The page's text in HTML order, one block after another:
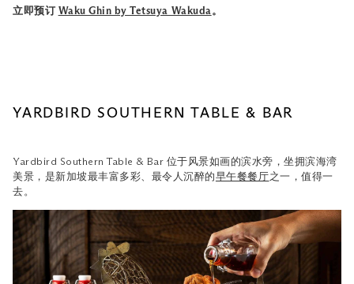
立即预订 Waku Ghin by Tetsuya Wakuda。
YARDBIRD SOUTHERN TABLE & BAR
Yardbird Southern Table & Bar 位于风景如画的滨水旁，坐拥滨海湾
美景，是新加坡最丰富多彩、最令人沉醉的早午餐餐厅之一，值得一
去。